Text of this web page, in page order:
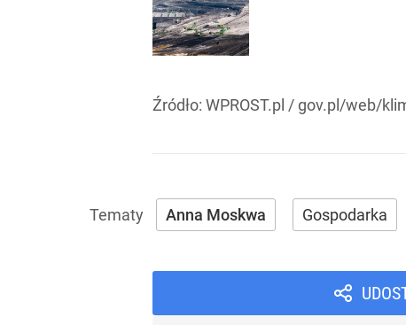
Źródło: WPROST.pl / gov.pl/web/
Anna Moskwa Gospodarka